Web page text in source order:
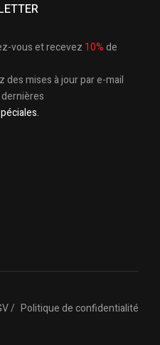
vous et recevez 10%de
des mises à jour par e-mail
/ Politique de confidentialité